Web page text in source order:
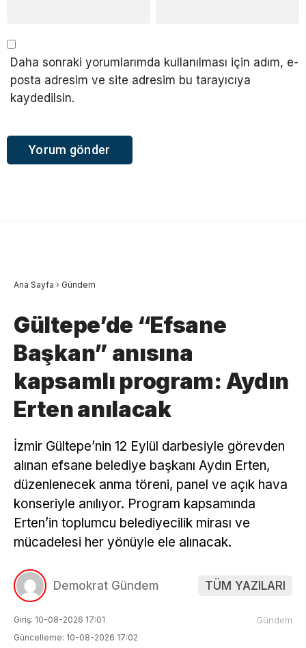
Daha sonraki yorumlarımda kullanılması için adım, e-
posta adresim ve site adresim bu tarayıcıya
kaydedilsin.
Ana Sayfa › Gündem
Gültepe’de “Efsane
Başkan” anısına
kapsamlı program: Aydın
Erten anılacak
İzmir Gültepe’nin 12 Eylül darbesiyle görevden
alınan efsane belediye başkanı Aydın Erten,
düzenlenecek anma töreni, panel ve açık hava
konseriyle anılıyor. Program kapsamında
Erten’in toplumcu belediyecilik mirası ve
mücadelesi her yönüyle ele alınacak.
Demokrat Gündem TÜM YAZILARI
Giriş: 10-08-2026 17:01
Güncelleme: 10-08-2026 17:02
Gündem